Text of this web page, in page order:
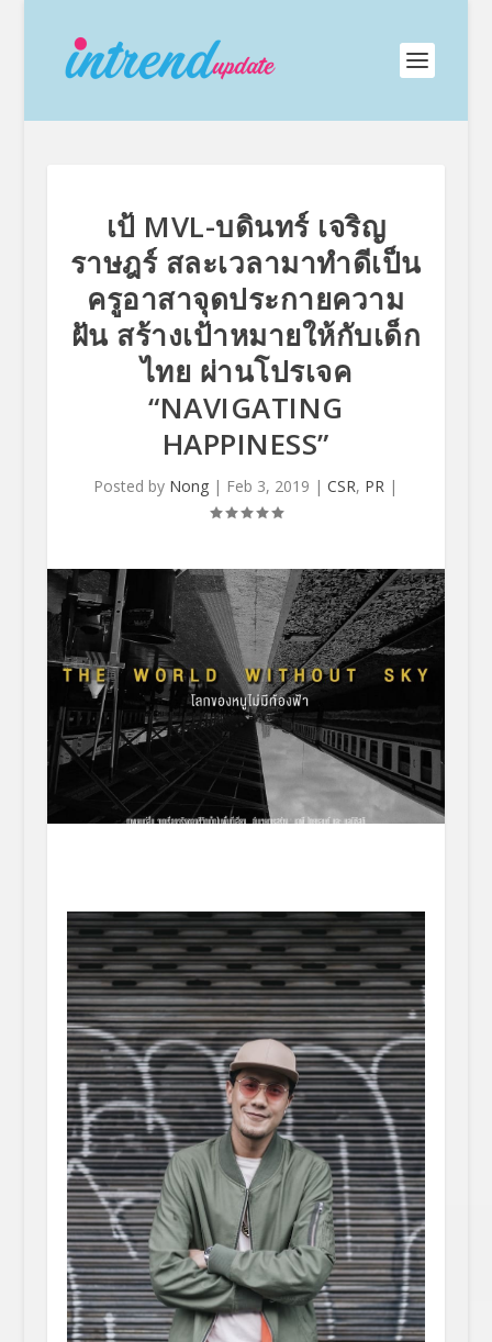
เป้ MVL-บดินทร์ เจริญ
ราษฎร์ สละเวลามาทำดีเป็น
ครูอาสาจุดประกายความ
ฝัน สร้างเป้าหมายให้กับเด็ก
ไทย ผ่านโปรเจค
“NAVIGATING
HAPPINESS”
Posted by Nong | Feb 3, 2019 |CSR, PR |